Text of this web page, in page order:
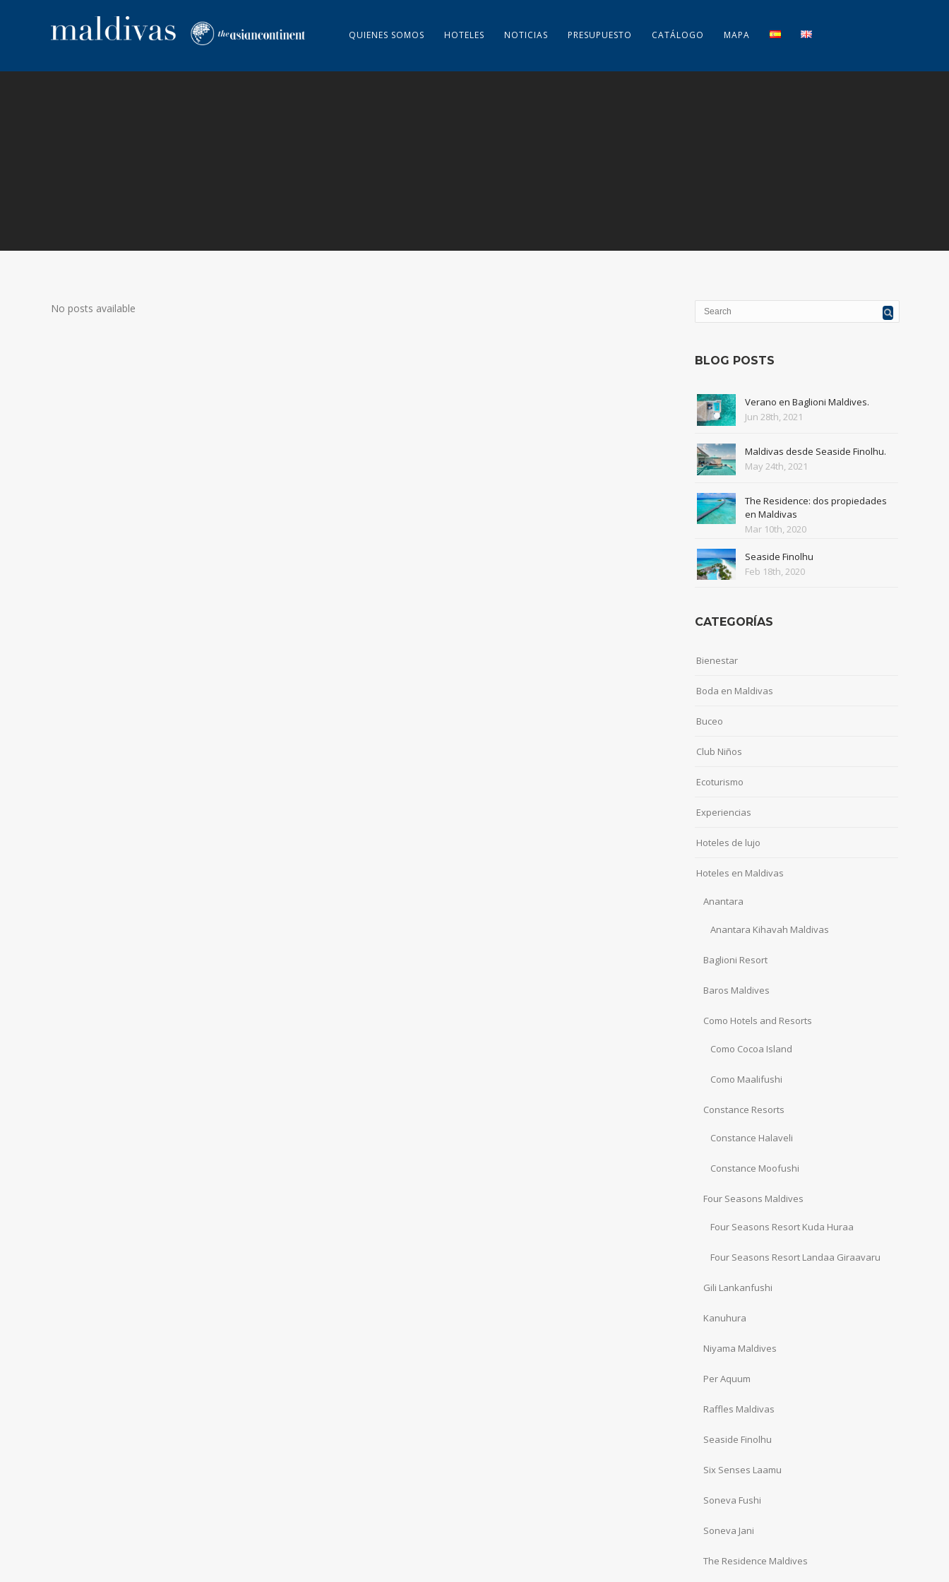
QUIENES SOMOS HOTELES NOTICIAS PRESUPUESTO CATÁLOGO MAPA
No posts available
BLOG POSTS
Verano en Baglioni Maldives.
Jun 28th, 2021
Maldivas desde Seaside Finolhu.
May 24th, 2021
The Residence: dos propiedades
en Maldivas
Mar 10th, 2020
Seaside Finolhu
Feb 18th, 2020
CATEGORÍAS
Bienestar
Boda en Maldivas
Buceo
Club Niños
Ecoturismo
Experiencias
Hoteles de lujo
Hoteles en Maldivas
Anantara
Anantara Kihavah Maldivas
Baglioni Resort
Baros Maldives
Como Hotels and Resorts
Como Cocoa Island
Como Maalifushi
Constance Resorts
Constance Halaveli
Constance Moofushi
Four Seasons Maldives
Four Seasons Resort Kuda Huraa
Four Seasons Resort Landaa Giraavaru
Gili Lankanfushi
Kanuhura
Niyama Maldives
Per Aquum
Raffles Maldivas
Seaside Finolhu
Six Senses Laamu
Soneva Fushi
Soneva Jani
The Residence Maldives